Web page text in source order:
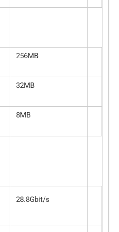
256MB
32MB
8MB
28.8Gbit/s